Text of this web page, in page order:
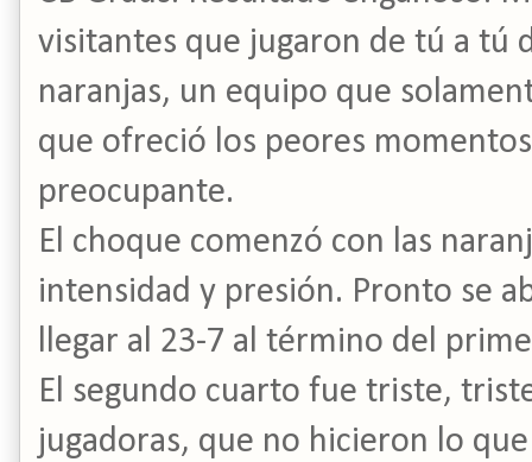
visitantes que jugaron de tú a tú
naranjas, un equipo que
que ofreció los peores
preocupante.
El choque comenzó con las
intensidad y presión. Pronto se
llegar al 23-7 al término del
El segundo cuarto fue triste,
jugadoras, que no hicieron lo